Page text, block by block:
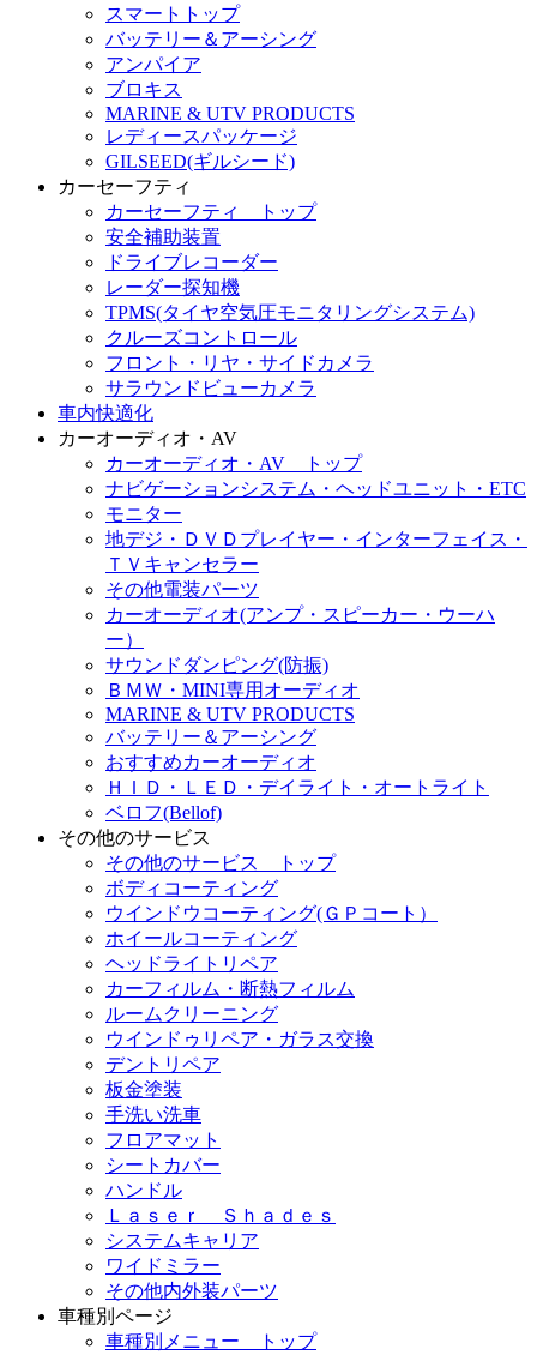
スマートトップ
バッテリー＆アーシング
アンパイア
ブロキス
MARINE & UTV PRODUCTS
レディースパッケージ
GILSEED(ギルシード)
カーセーフティ
カーセーフティ トップ
安全補助装置
ドライブレコーダー
レーダー探知機
TPMS(タイヤ空気圧モニタリングシステム)
クルーズコントロール
フロント・リヤ・サイドカメラ
サラウンドビューカメラ
車内快適化
カーオーディオ・AV
カーオーディオ・AV トップ
ナビゲーションシステム・ヘッドユニット・ETC
モニター
地デジ・ＤＶＤプレイヤー・インターフェイス・
ＴＶキャンセラー
その他電装パーツ
カーオーディオ(アンプ・スピーカー・ウーハ
ー）
サウンドダンピング(防振)
ＢＭＷ・MINI専用オーディオ
MARINE & UTV PRODUCTS
バッテリー＆アーシング
おすすめカーオーディオ
ＨＩＤ・ＬＥＤ・デイライト・オートライト
ベロフ(Bellof)
その他のサービス
その他のサービス トップ
ボディコーティング
ウインドウコーティング(ＧＰコート）
ホイールコーティング
ヘッドライトリペア
カーフィルム・断熱フィルム
ルームクリーニング
ウインドゥリペア・ガラス交換
デントリペア
板金塗装
手洗い洗車
フロアマット
シートカバー
ハンドル
Ｌａｓｅｒ Ｓｈａｄｅｓ
システムキャリア
ワイドミラー
その他内外装パーツ
車種別ページ
車種別メニュー トップ